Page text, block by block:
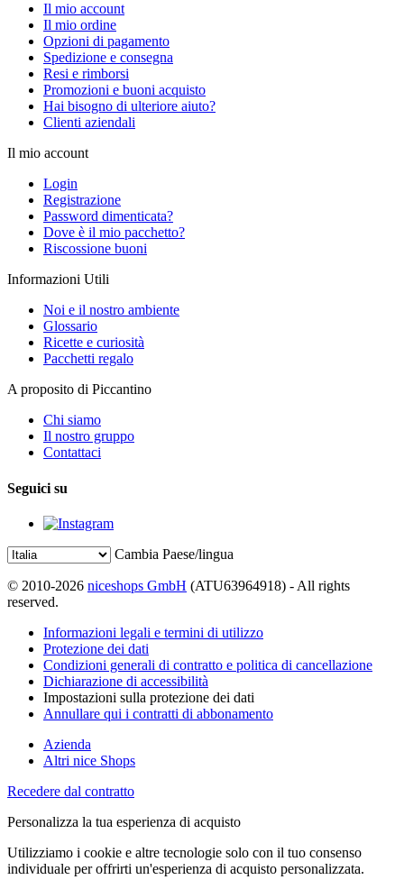
Il mio account
Il mio ordine
Opzioni di pagamento
Spedizione e consegna
Resi e rimborsi
Promozioni e buoni acquisto
Hai bisogno di ulteriore aiuto?
Clienti aziendali
Il mio account
Login
Registrazione
Password dimenticata?
Dove è il mio pacchetto?
Riscossione buoni
Informazioni Utili
Noi e il nostro ambiente
Glossario
Ricette e curiosità
Pacchetti regalo
A proposito di Piccantino
Chi siamo
Il nostro gruppo
Contattaci
Seguici su
Cambia Paese/lingua
© 2010-2026 niceshops GmbH (ATU63964918) - All rights
reserved.
Informazioni legali e termini di utilizzo
Protezione dei dati
Condizioni generali di contratto e politica di cancellazione
Dichiarazione di accessibilità
Impostazioni sulla protezione dei dati
Annullare qui i contratti di abbonamento
Azienda
Altri nice Shops
Recedere dal contratto
Personalizza la tua esperienza di acquisto
Utilizziamo i cookie e altre tecnologie solo con il tuo consenso
individuale per offrirti un'esperienza di acquisto personalizzata.